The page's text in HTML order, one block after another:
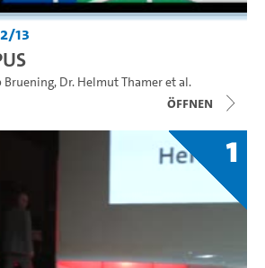
13
Bruening, Dr. Helmut Thameret al.
Öffnen
1